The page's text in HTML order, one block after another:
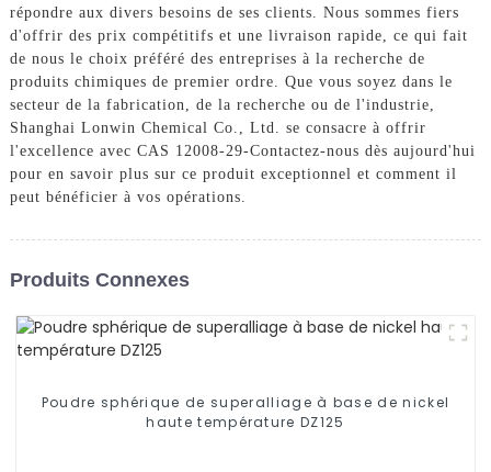
répondre aux divers besoins de ses clients. Nous sommes fiers
d'offrir des prix compétitifs et une livraison rapide, ce qui fait
de nous le choix préféré des entreprises à la recherche de
produits chimiques de premier ordre. Que vous soyez dans le
secteur de la fabrication, de la recherche ou de l'industrie,
Shanghai Lonwin Chemical Co., Ltd. se consacre à offrir
l'excellence avec CAS 12008-29-Contactez-nous dès aujourd'hui
pour en savoir plus sur ce produit exceptionnel et comment il
peut bénéficier à vos opérations.
Produits Connexes
Poudre sphérique de superalliage à base de nickel
haute température DZ125